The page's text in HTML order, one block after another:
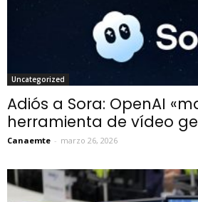
Uncategorized
Adiós a Sora: OpenAI
herramienta de vídeo
Canaemte - marzo 26, 2026